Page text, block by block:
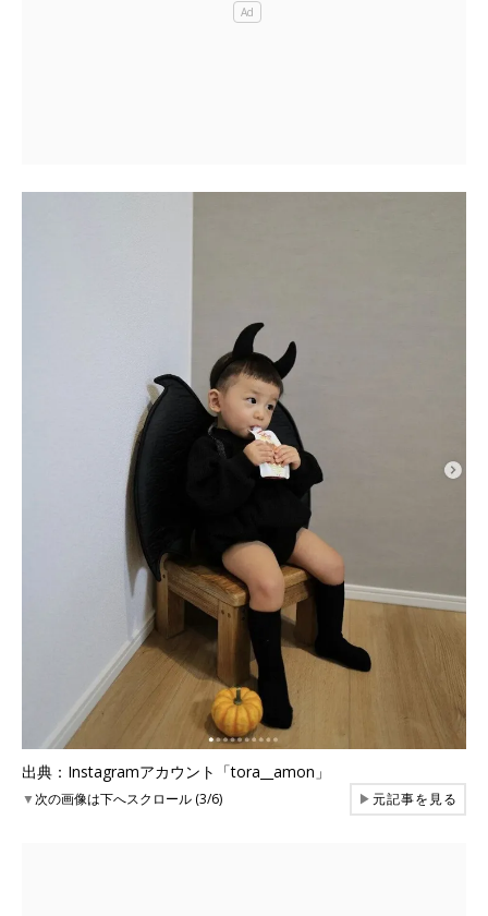
出典：Instagramアカウント「tora__amon」
▼次の画像は下へスクロール (3/6) ▶元記事を見る